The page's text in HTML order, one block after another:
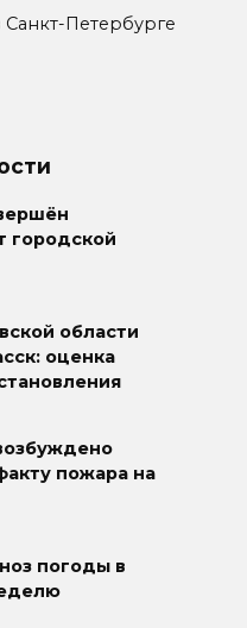
Санкт-Петербурге
городской
области
оценка
пожара на
погоды в